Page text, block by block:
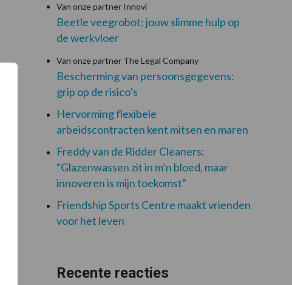
Van onze partner Innovi
Beetle veegrobot: jouw slimme hulp op
de werkvloer
Van onze partner The Legal Company
Bescherming van persoonsgegevens:
grip op de risico’s
Hervorming flexibele
arbeidscontracten kent mitsen en maren
Freddy van de Ridder Cleaners:
“Glazenwassen zit in m’n bloed, maar
innoveren is mijn toekomst”
Friendship Sports Centre maakt vrienden
voor het leven
Recente reacties